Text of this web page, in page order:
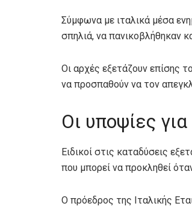
Σύμφωνα με ιταλικά μέσα
σπηλιά, να πανικοβλήθηκαν
Οι αρχές εξετάζουν επίσης
να προσπαθούν να τον
Οι υποψίες
Ειδικοί στις καταδύσεις
που μπορεί να προκληθεί
Ο πρόεδρος της Ιταλικής